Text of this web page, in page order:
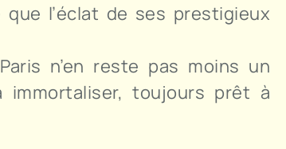
l’éclat de ses prestigieux
n’en reste pas moins un
immortaliser, toujours prêt à